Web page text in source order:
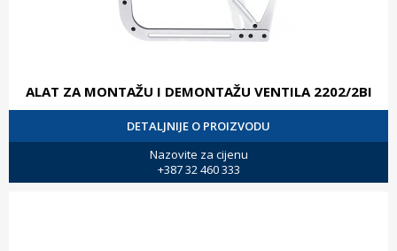
ALAT ZA MONTAŽU I DEMONTAŽU VENTILA 2202/2BI
DETALJNIJE O PROIZVODU
Nazovite za cijenu
+387 32 460 333